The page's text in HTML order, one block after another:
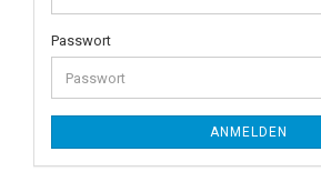
Passwort
ANMELDEN